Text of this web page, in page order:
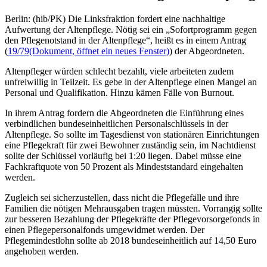
Berlin: (hib/PK) Die Linksfraktion fordert eine nachhaltige
Aufwertung der Altenpflege. Nötig sei ein „Sofortprogramm gegen
den Pflegenotstand in der Altenpflege“, heißt es in einem Antrag
(19/79(Dokument, öffnet ein neues Fenster)) der Abgeordneten.
Altenpfleger würden schlecht bezahlt, viele arbeiteten zudem
unfreiwillig in Teilzeit. Es gebe in der Altenpflege einen Mangel an
Personal und Qualifikation. Hinzu kämen Fälle von Burnout.
In ihrem Antrag fordern die Abgeordneten die Einführung eines
verbindlichen bundeseinheitlichen Personalschlüssels in der
Altenpflege. So sollte im Tagesdienst von stationären Einrichtungen
eine Pflegekraft für zwei Bewohner zuständig sein, im Nachtdienst
sollte der Schlüssel vorläufig bei 1:20 liegen. Dabei müsse eine
Fachkraftquote von 50 Prozent als Mindeststandard eingehalten
werden.
Zugleich sei sicherzustellen, dass nicht die Pflegefälle und ihre
Familien die nötigen Mehrausgaben tragen müssten. Vorrangig sollte
zur besseren Bezahlung der Pflegekräfte der Pflegevorsorgefonds in
einen Pflegepersonalfonds umgewidmet werden. Der
Pflegemindestlohn sollte ab 2018 bundeseinheitlich auf 14,50 Euro
angehoben werden.